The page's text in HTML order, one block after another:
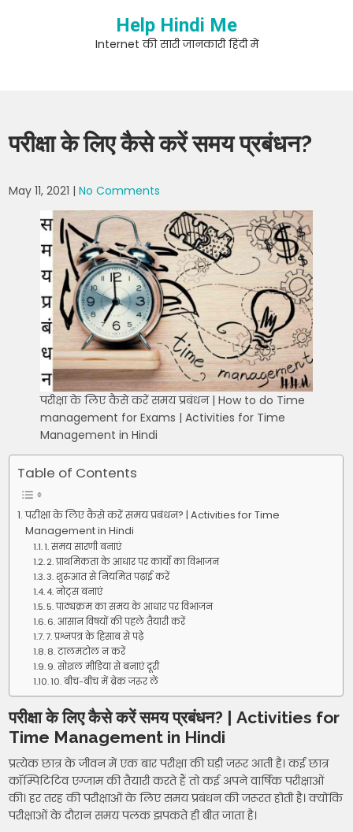
Help Hindi Me
Internet की सारी जानकारी हिंदी में
परीक्षा के लिए कैसे करें समय प्रबंधन?
May 11, 2021 |No Comments
परीक्षा के लिए कैसे करें समय प्रबंधन | How to do Time
management for Exams | Activities for Time
Management in Hindi
Table of Contents
परीक्षा के लिए कैसे करें समय प्रबंधन? | Activities for Time
Management in Hindi
1. समय सारणी बनाएं
2. प्राथमिकता के आधार पर कार्यों का विभाजन
3. शुरुआत से नियमित पढ़ाई करें
4. नोट्स बनाएं
5. पाठ्यक्रम का समय के आधार पर विभाजन
6. आसान विषयों की पहले तैयारी करें
7. प्रश्नपत्र के हिसाब से पढ़े
8. टालमटोल न करें
9. सोशल मीडिया से बनाएं दूरी
10. बीच-बीच में ब्रेक जरूर लें
परीक्षा के लिए कैसे करें समय प्रबंधन? | Activities for
Time Management in Hindi
प्रत्येक छात्र के जीवन में एक बार परीक्षा की घड़ी जरूर आती है। कई छात्र
कॉम्पिटिटिव एग्जाम की तैयारी करते हैं तो कई अपने वार्षिक परीक्षाओं
की। हर तरह की परीक्षाओं के लिए समय प्रबंधन की जरूरत होती है। क्योंकि
परीक्षाओं के दौरान समय पलक झपकते ही बीत जाता है।